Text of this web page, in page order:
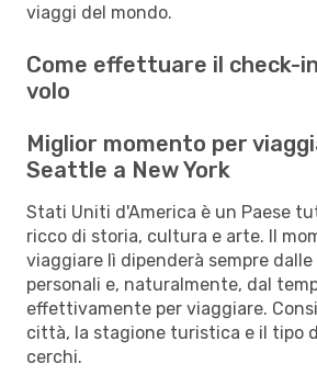
viaggi del mondo.
Come effettuare il check-
volo
Miglior momento per
Seattle a New York
Stati Uniti d'America è un Paese
ricco di storia, cultura e arte. Il
viaggiare lì dipenderà sempre
personali e, naturalmente, dal
effettivamente per viaggiare.
città, la stagione turistica e il tipo
cerchi.